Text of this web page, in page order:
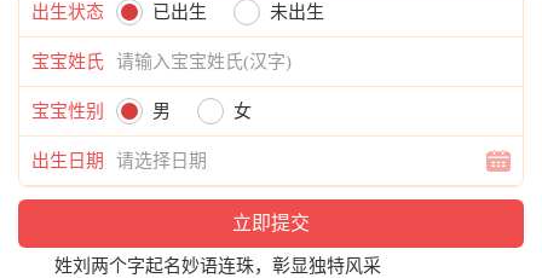
出生状态 已出生 未出生
宝宝姓氏
宝宝性别 男 女
出生日期
姓刘两个字起名妙语连珠，彰显独特风采